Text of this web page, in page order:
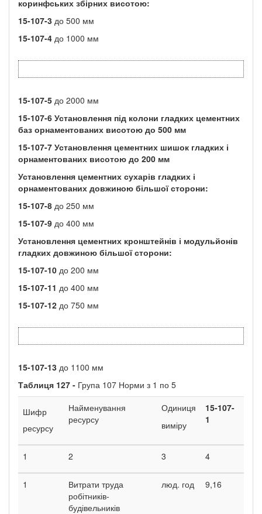
коринфських збірних висотою:
15-107-3 до 500 мм
15-107-4 до 1000 мм
15-107-5 до 2000 мм
15-107-6 Установлення під колони гладких цементних
баз орнаментованих висотою до 500 мм
15-107-7 Установлення цементних шишок гладких і
орнаментованих висотою до 200 мм
Установлення цементних сухарів гладких і
орнаментованих довжиною більшої сторони:
15-107-8 до 250 мм
15-107-9 до 400 мм
Установлення цементних кронштейнів і модульйонів
гладких довжиною більшої сторони:
15-107-10 до 200 мм
15-107-11 до 400 мм
15-107-12 до 750 мм
15-107-13 до 1100 мм
Таблиця 127 - Група 107 Норми з 1 по 5
Шифр
ресурсу
Найменування
ресурсу
Одиниця
виміру
15-107-
1
1 2 3 4
1
Витрати труда
робітників-
будівельників
люд. год 9,16